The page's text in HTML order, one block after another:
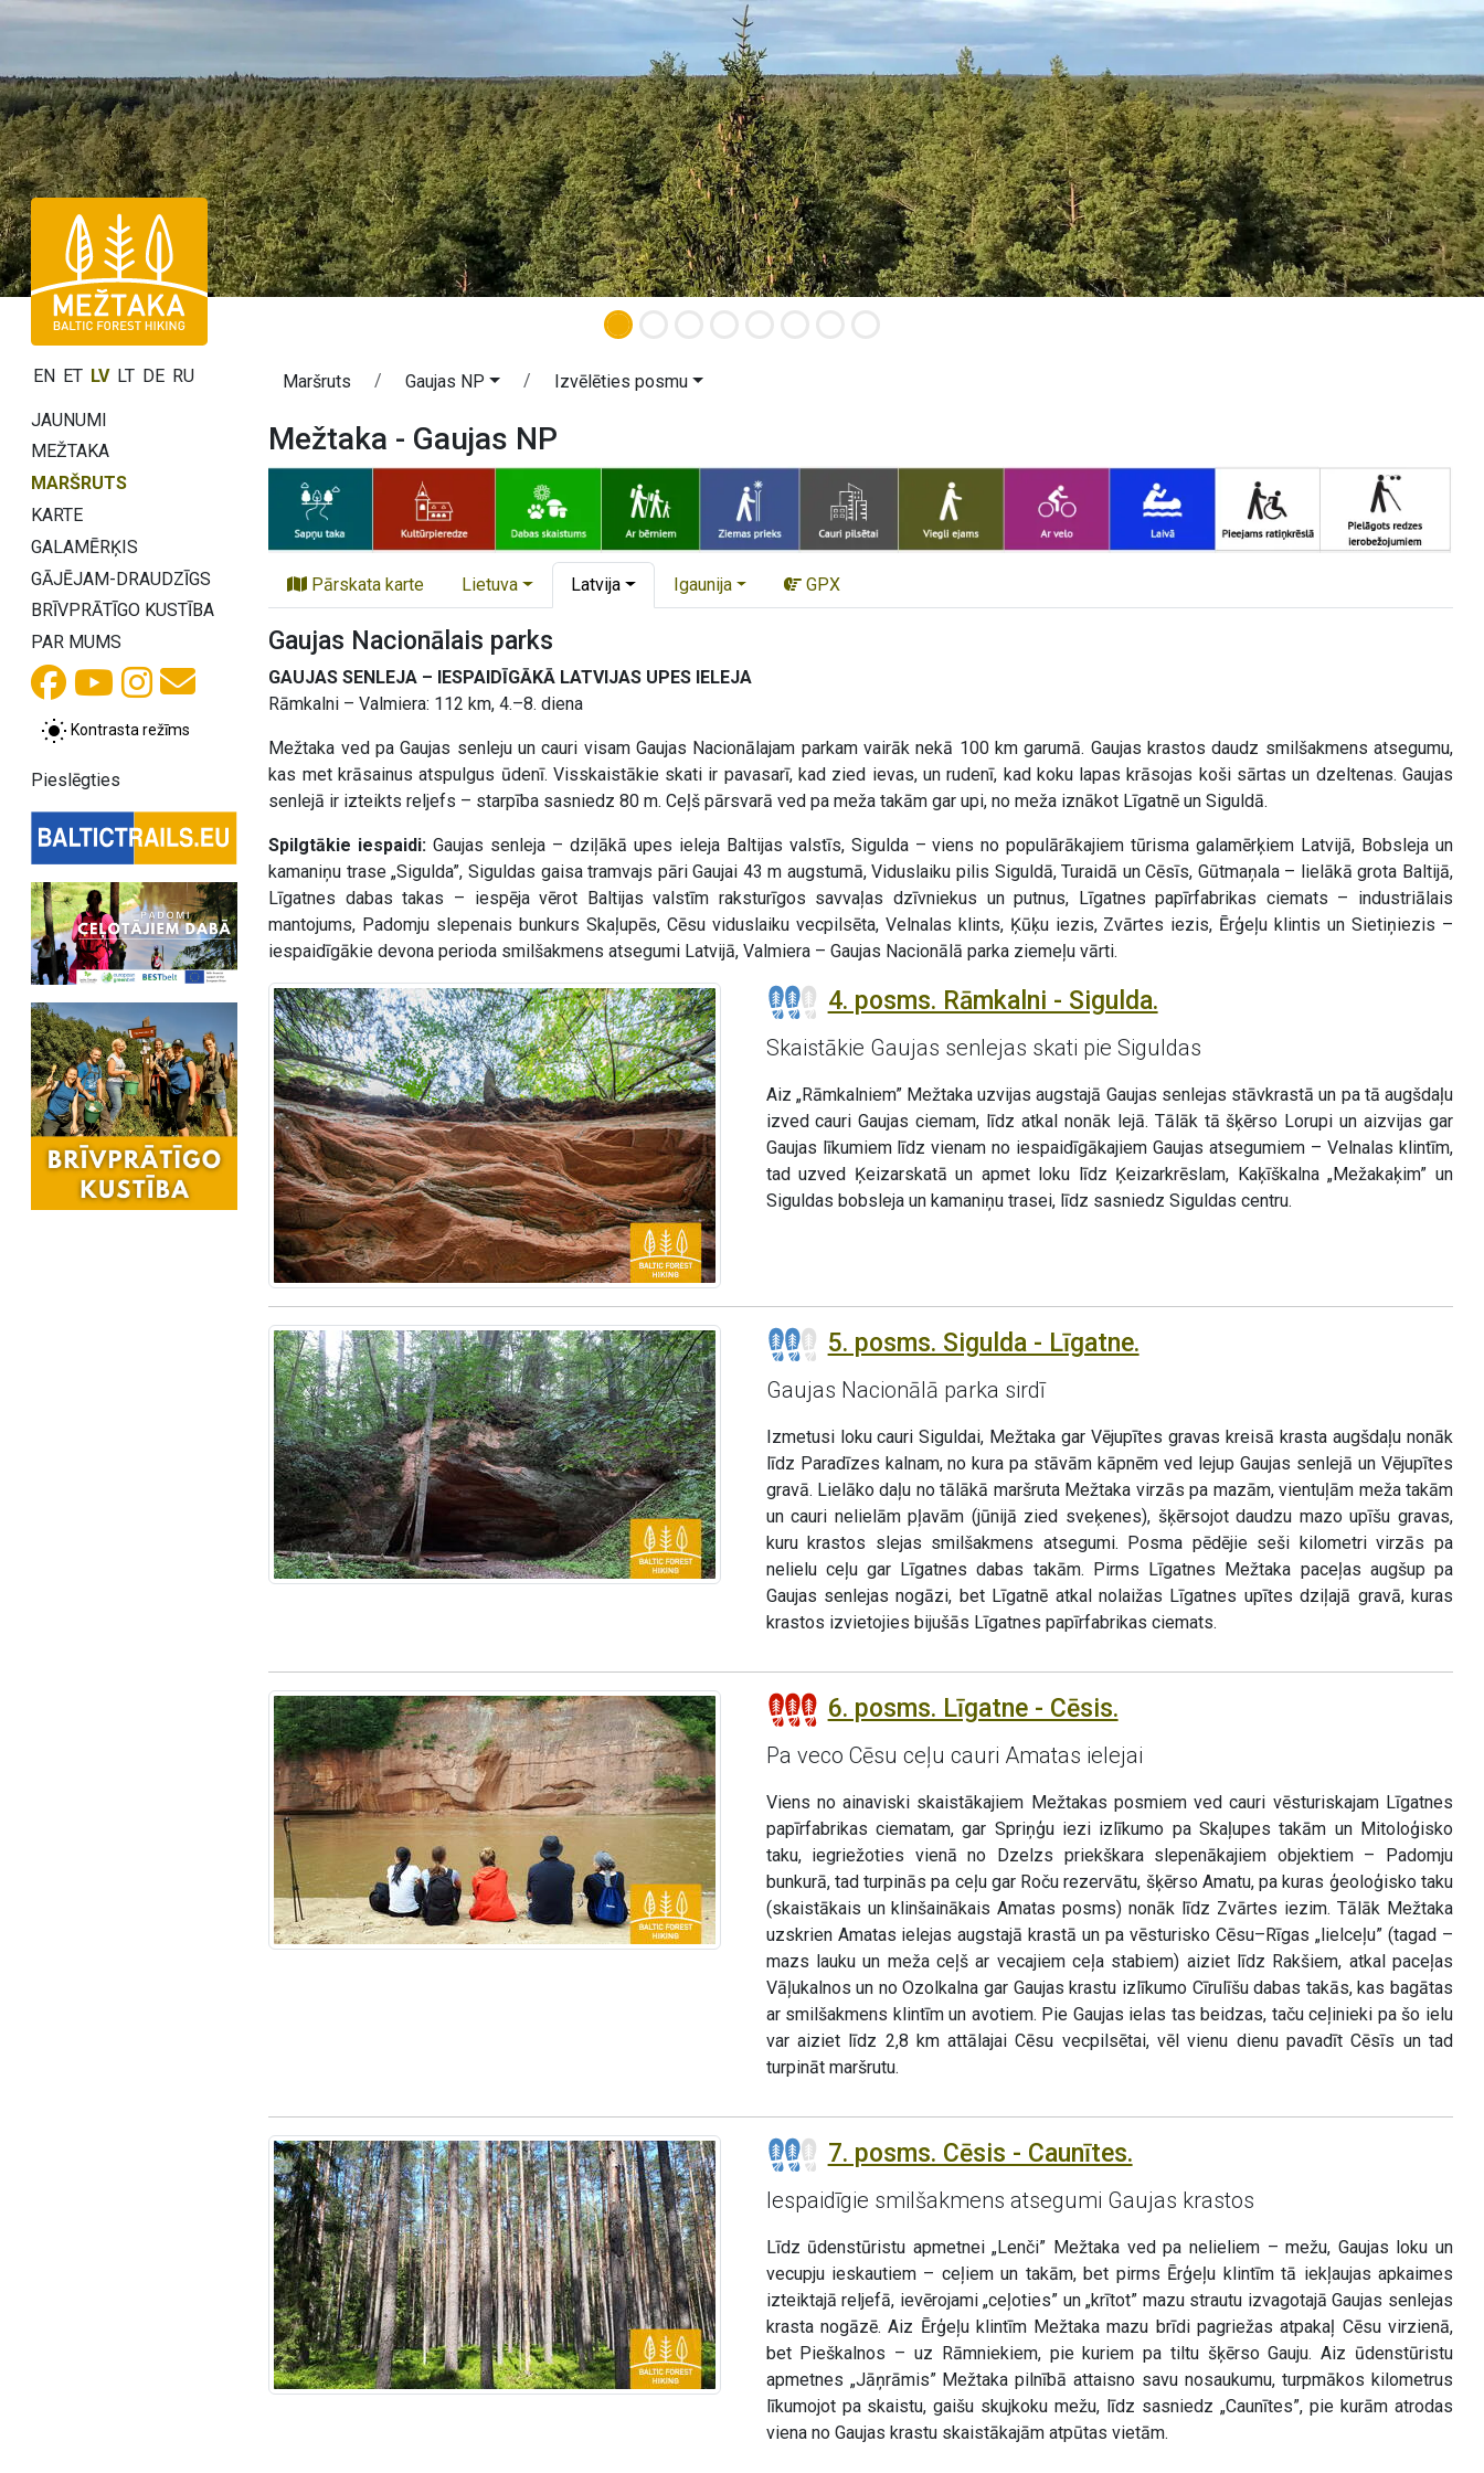
EN ET LV LT DE RU
JAUNUMI
MEŽTAKA
MARŠRUTS
KARTE
GALAMĒRĶIS
GĀJĒJAM-DRAUDZĪGS
BRĪVPRĀTĪGO KUSTĪBA
PAR MUMS
Kontrasta režīms
Pieslēgties
Maršruts Gaujas NP Izvēlēties posmu
Mežtaka - Gaujas NP
Pārskata karte Lietuva Latvija Igaunija GPX
Gaujas Nacionālais parks
GAUJAS SENLEJA – IESPAIDĪGĀKĀ LATVIJAS UPES IELEJA
Rāmkalni – Valmiera: 112 km, 4.–8. diena
Mežtaka ved pa Gaujas senleju un cauri visam Gaujas Nacionālajam parkam vairāk nekā 100 km garumā. Gaujas krastos daudz smilšakmens atsegumu,
kas met krāsainus atspulgus ūdenī. Visskaistākie skati ir pavasarī, kad zied ievas, un rudenī, kad koku lapas krāsojas koši sārtas un dzeltenas. Gaujas
senlejā ir izteikts reljefs – starpība sasniedz 80 m. Ceļš pārsvarā ved pa meža takām gar upi, no meža iznākot Līgatnē un Siguldā.
Spilgtākie iespaidi: Gaujas senleja – dziļākā upes ieleja Baltijas valstīs, Sigulda – viens no populārākajiem tūrisma galamērķiem Latvijā, Bobsleja un
kamaniņu trase „Sigulda”, Siguldas gaisa tramvajs pāri Gaujai 43 m augstumā, Viduslaiku pilis Siguldā, Turaidā un Cēsīs, Gūtmaņala – lielākā grota Baltijā,
Līgatnes dabas takas – iespēja vērot Baltijas valstīm raksturīgos savvaļas dzīvniekus un putnus, Līgatnes papīrfabrikas ciemats – industriālais
mantojums, Padomju slepenais bunkurs Skaļupēs, Cēsu viduslaiku vecpilsēta, Velnalas klints, Ķūķu iezis, Zvārtes iezis, Ērģeļu klintis un Sietiņiezis –
iespaidīgākie devona perioda smilšakmens atsegumi Latvijā, Valmiera – Gaujas Nacionālā parka ziemeļu vārti.
4. posms. Rāmkalni - Sigulda.
Skaistākie Gaujas senlejas skati pie Siguldas
Aiz „Rāmkalniem” Mežtaka uzvijas augstajā Gaujas senlejas stāvkrastā un pa tā augšdaļu
izved cauri Gaujas ciemam, līdz atkal nonāk lejā. Tālāk tā šķērso Lorupi un aizvijas gar
Gaujas līkumiem līdz vienam no iespaidīgākajiem Gaujas atsegumiem – Velnalas klintīm,
tad uzved Ķeizarskatā un apmet loku līdz Ķeizarkrēslam, Kaķīškalna „Mežakaķim” un
Siguldas bobsleja un kamaniņu trasei, līdz sasniedz Siguldas centru.
5. posms. Sigulda - Līgatne.
Gaujas Nacionālā parka sirdī
Izmetusi loku cauri Siguldai, Mežtaka gar Vējupītes gravas kreisā krasta augšdaļu nonāk
līdz Paradīzes kalnam, no kura pa stāvām kāpnēm ved lejup Gaujas senlejā un Vējupītes
gravā. Lielāko daļu no tālākā maršruta Mežtaka virzās pa mazām, vientuļām meža takām
un cauri nelielām pļavām (jūnijā zied sveķenes), šķērsojot daudzu mazo upīšu gravas,
kuru krastos slejas smilšakmens atsegumi. Posma pēdējie seši kilometri virzās pa
nelielu ceļu gar Līgatnes dabas takām. Pirms Līgatnes Mežtaka paceļas augšup pa
Gaujas senlejas nogāzi, bet Līgatnē atkal nolaižas Līgatnes upītes dziļajā gravā, kuras
krastos izvietojies bijušās Līgatnes papīrfabrikas ciemats.
6. posms. Līgatne - Cēsis.
Pa veco Cēsu ceļu cauri Amatas ielejai
Viens no ainaviski skaistākajiem Mežtakas posmiem ved cauri vēsturiskajam Līgatnes
papīrfabrikas ciematam, gar Spriņģu iezi izlīkumo pa Skaļupes takām un Mitoloģisko
taku, iegriežoties vienā no Dzelzs priekškara slepenākajiem objektiem – Padomju
bunkurā, tad turpinās pa ceļu gar Roču rezervātu, šķērso Amatu, pa kuras ģeoloģisko taku
(skaistākais un klinšainākais Amatas posms) nonāk līdz Zvārtes iezim. Tālāk Mežtaka
uzskrien Amatas ielejas augstajā krastā un pa vēsturisko Cēsu–Rīgas „lielceļu” (tagad –
mazs lauku un meža ceļš ar vecajiem ceļa stabiem) aiziet līdz Rakšiem, atkal paceļas
Vāļukalnos un no Ozolkalna gar Gaujas krastu izlīkumo Cīrulīšu dabas takās, kas bagātas
ar smilšakmens klintīm un avotiem. Pie Gaujas ielas tas beidzas, taču ceļinieki pa šo ielu
var aiziet līdz 2,8 km attālajai Cēsu vecpilsētai, vēl vienu dienu pavadīt Cēsīs un tad
turpināt maršrutu.
7. posms. Cēsis - Caunītes.
Iespaidīgie smilšakmens atsegumi Gaujas krastos
Līdz ūdenstūristu apmetnei „Lenči” Mežtaka ved pa nelieliem – mežu, Gaujas loku un
vecupju ieskautiem – ceļiem un takām, bet pirms Ērģeļu klintīm tā iekļaujas apkaimes
izteiktajā reljefā, ievērojami „ceļoties” un „krītot” mazu strautu izvagotajā Gaujas senlejas
krasta nogāzē. Aiz Ērģeļu klintīm Mežtaka mazu brīdi pagriežas atpakaļ Cēsu virzienā,
bet Pieškalnos – uz Rāmniekiem, pie kuriem pa tiltu šķērso Gauju. Aiz ūdenstūristu
apmetnes „Jāņrāmis” Mežtaka pilnībā attaisno savu nosaukumu, turpmākos kilometrus
līkumojot pa skaistu, gaišu skujkoku mežu, līdz sasniedz „Caunītes”, pie kurām atrodas
viena no Gaujas krastu skaistākajām atpūtas vietām.